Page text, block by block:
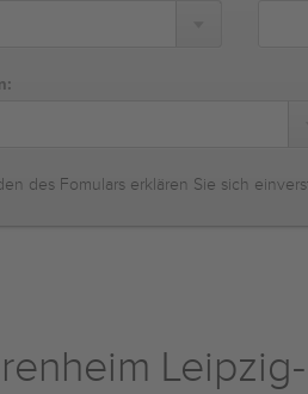
des Fomulars erklären Sie sich